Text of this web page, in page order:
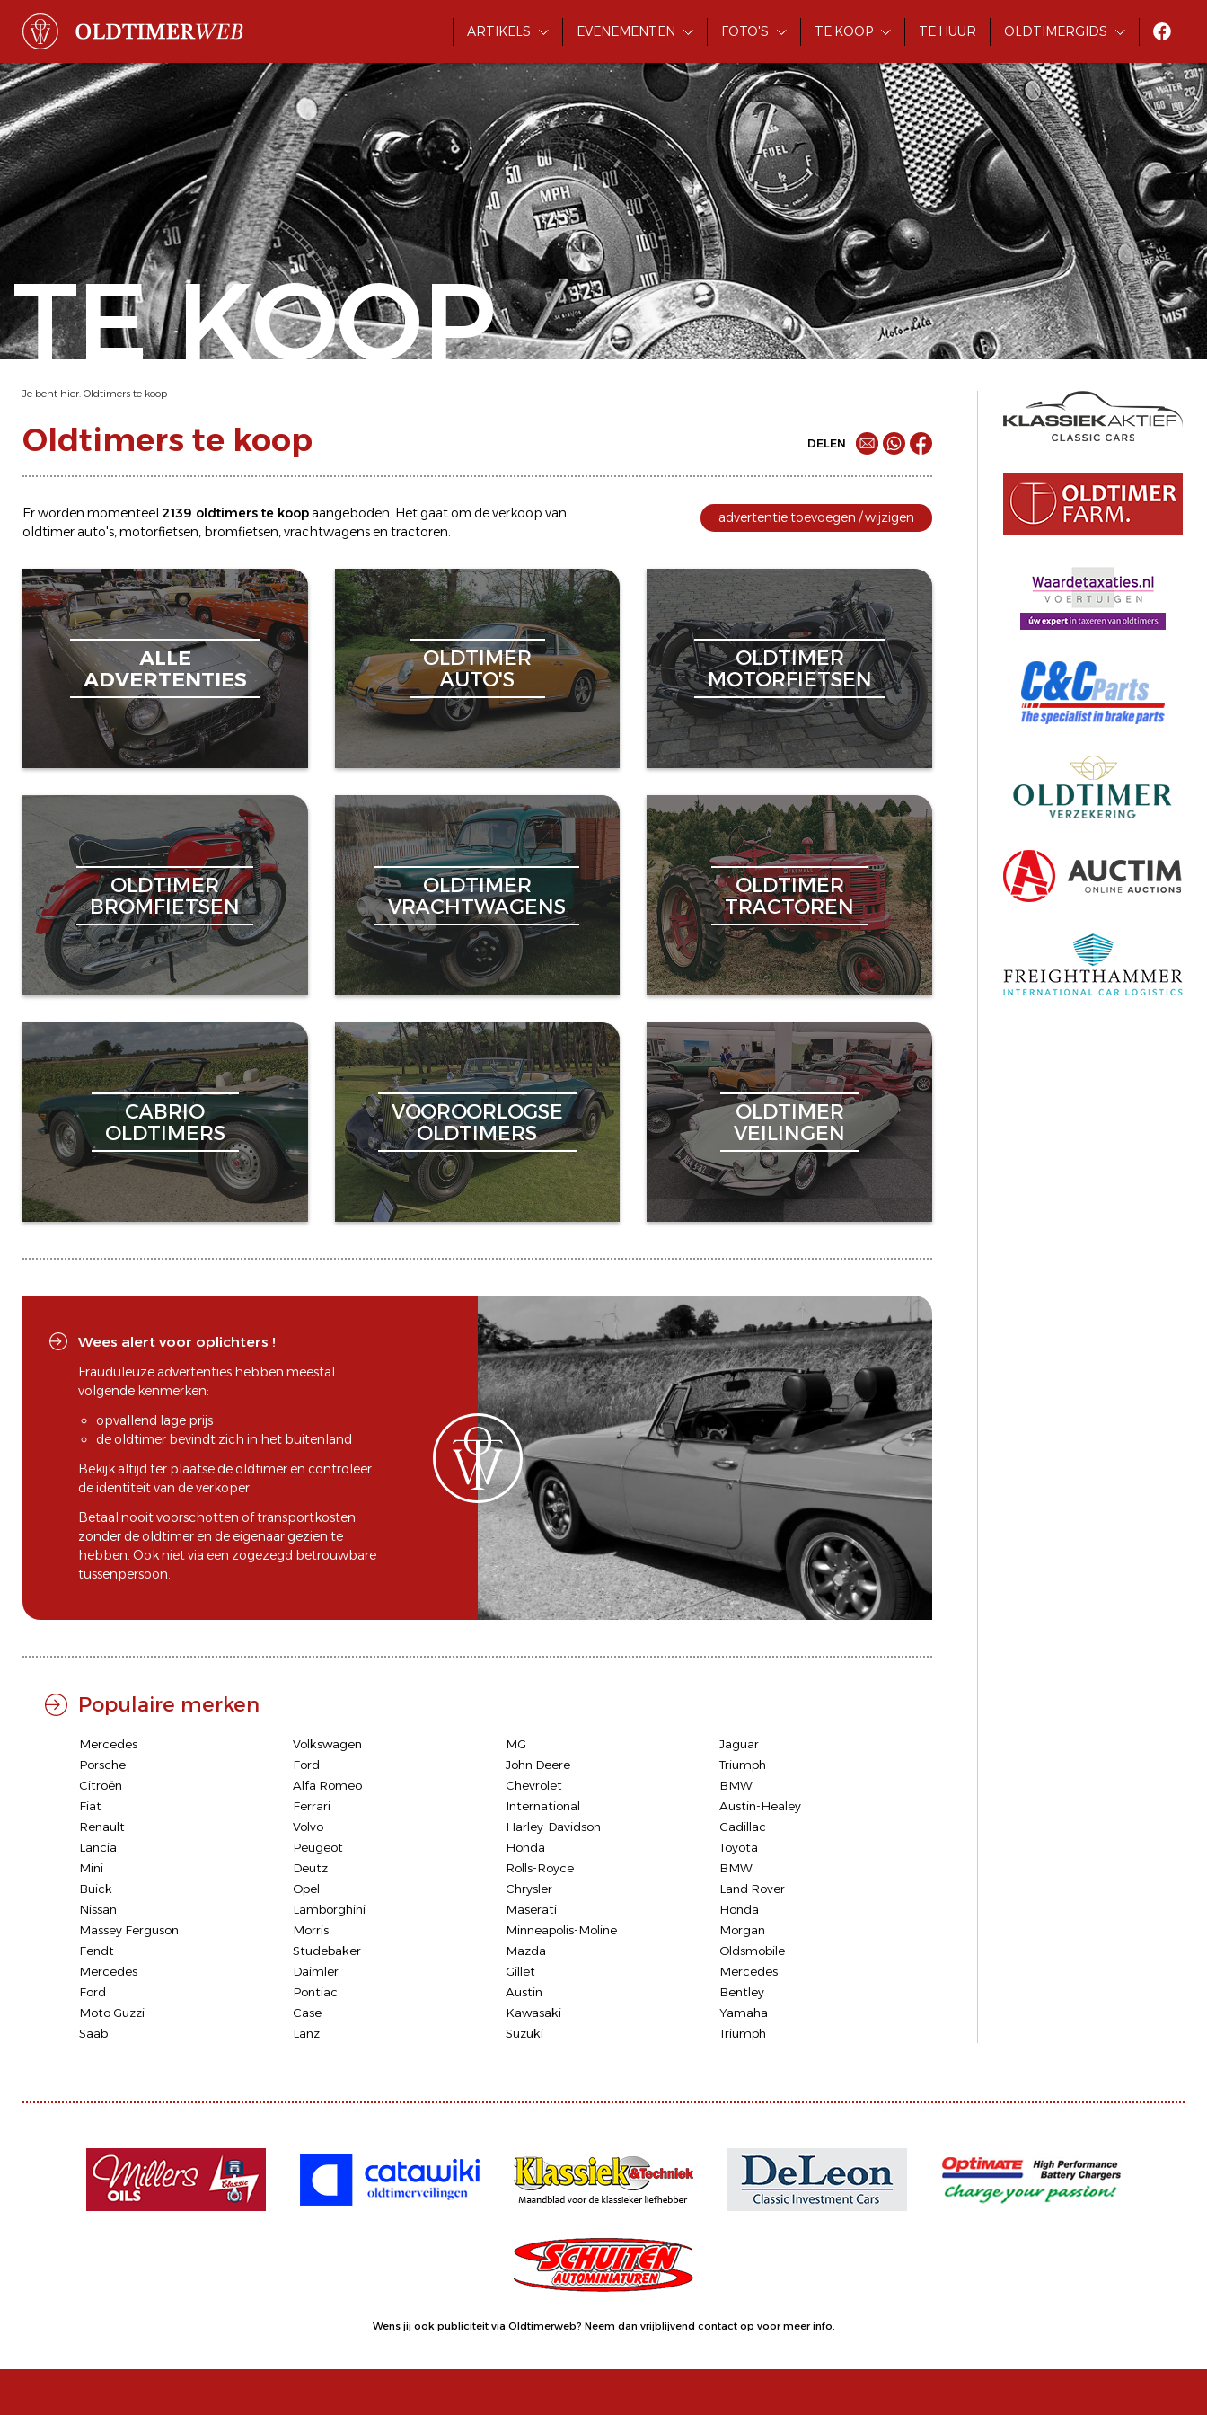
ARTIKELS EVENEMENTEN FOTO'S TE KOOP TE HUUR OLDTIMERGIDS
TE KOOP
Je bent hier: Oldtimers te koop
Oldtimers te koop DELEN
Er worden momenteel 2139 oldtimers te koopaangeboden. Het gaat om deverkoop van
oldtimerauto's,motorfietsen, bromfietsen,vrachtwagens en tractoren.
advertentie toevoegen / wijzigen
ALLE
ADVERTENTIES
OLDTIMER
AUTO'S
OLDTIMER
MOTORFIETSEN
OLDTIMER
BROMFIETSEN
OLDTIMER
VRACHTWAGENS
OLDTIMER
TRACTOREN
CABRIO
OLDTIMERS
VOOROORLOGSE
OLDTIMERS
OLDTIMER
VEILINGEN
Wees alert voor oplichters !
Frauduleuze advertenties hebben meestal
volgende kenmerken:
opvallend lage prijs
de oldtimer bevindt zich in het buitenland
Bekijk altijd ter plaatse de oldtimer en controleer
de identiteit van de verkoper.
Betaal nooit voorschotten of transportkosten
zonder de oldtimer en de eigenaar gezien te
hebben. Ook niet via een zogezegd betrouwbare
tussenpersoon.
Populaire merken
Mercedes Volkswagen MG
Jaguar
Porsche
Ford John Deere
Triumph
Citroën
Alfa Romeo Chevrolet
BMW
Fiat
Ferrari International
Austin-Healey
Renault
Volvo Harley-Davidson
Cadillac
Lancia
Peugeot Honda
Toyota
Mini
Deutz Rolls-Royce
BMW
Buick
Opel Chrysler
Land Rover
Nissan
Lamborghini Maserati
Honda
Massey Ferguson
Morris Minneapolis-Moline
Morgan
Fendt
Studebaker Mazda
Oldsmobile
Mercedes
Daimler Gillet
Mercedes
Ford
Pontiac Austin
Bentley
Moto Guzzi
Case Kawasaki
Yamaha
Saab
Lanz Suzuki Triumph
Wens jij ook publiciteit via Oldtimerweb? Neem dan vrijblijvend contact op voor meer info.